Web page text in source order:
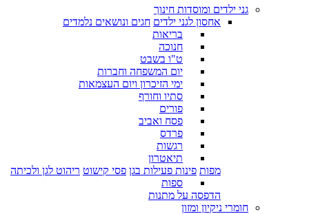
גני ילדים ומוסדות חינוך
אחסון לגני ילדים חגים ונושאים נלמדים
בריאות
חנוכה
ט"ו בשבט
יום המשפחה וחברות
ימי הזיכרון ויום העצמאות
סתיו וחורף
פורים
פסח ואביב
פרדס
רגשות
תיאטרון
מפות פינות פעילות בגן פסי קישוט ריהוט לגן ולכיתה
ספות
הדפסה על מתנות
חומרי ניקיון ומזון